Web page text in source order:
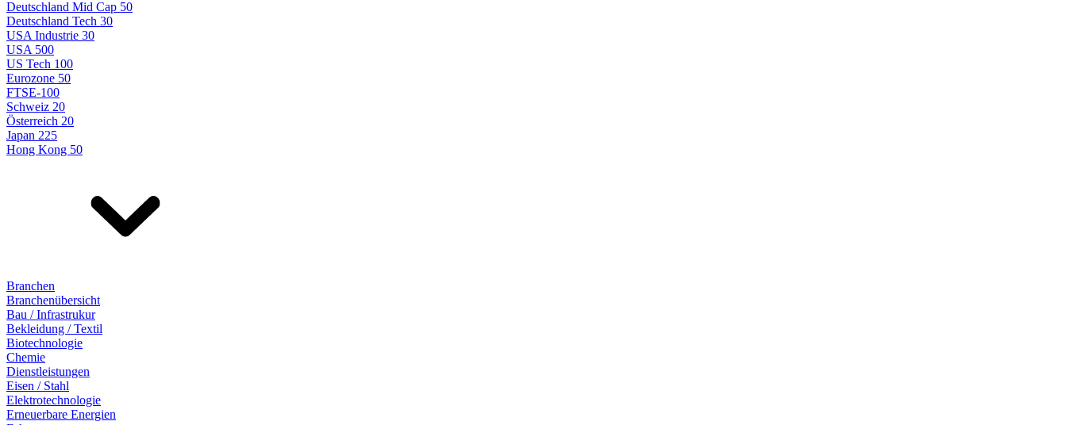
Deutschland Mid Cap 50
Deutschland Tech 30
USA Industrie 30
USA 500
US Tech 100
Eurozone 50
FTSE-100
Schweiz 20
Österreich 20
Japan 225
Hong Kong 50
Branchen
Branchenübersicht
Bau / Infrastrukur
Bekleidung / Textil
Biotechnologie
Chemie
Dienstleistungen
Eisen / Stahl
Elektrotechnologie
Erneuerbare Energien